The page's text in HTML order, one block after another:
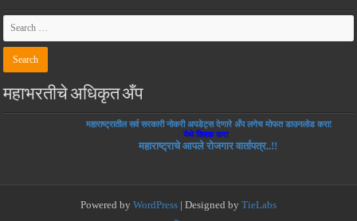
महाभरतीचे अधिकृत अँप
महाराष्ट्रातील सर्व सरकारी नोकरी अपडेट्स देणारे अँप लगेच मोफत डाउनलोड करा!
येथे क्लिक करा
महाराष्ट्राचे आपले रोजगार वार्तापत्र..!!
Powered by WordPress | Designed by TieLabs